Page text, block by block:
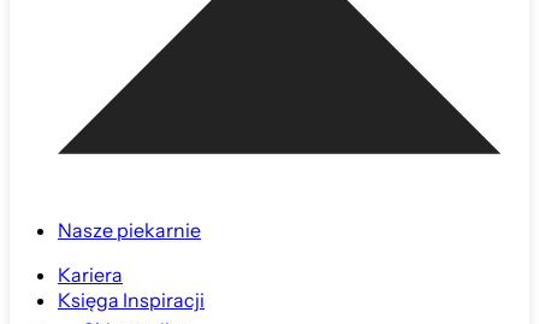
Nasze piekarnie
Kariera
Księga Inspiracji